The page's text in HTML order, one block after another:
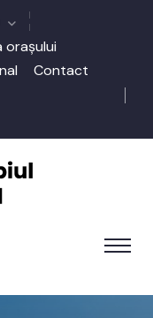
orașului
Contact